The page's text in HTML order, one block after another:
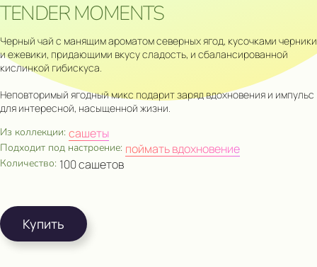
TENDER MOMENTS
Черный чай с манящим ароматом северных ягод, кусочками черники
и ежевики, придающими вкусу сладость, и сбалансированной
кислинкой гибискуса.
Неповторимый ягодный микс подарит заряд вдохновения и импульс
для интересной, насыщенной жизни.
Из коллекции: сашеты
Подходит под настроение: поймать вдохновение
Количество: 100 сашетов
Купить